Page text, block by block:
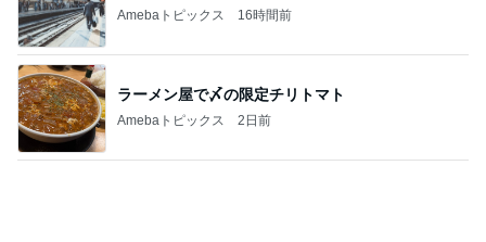
Amebaトピックス 16時間前
ラーメン屋で〆の限定チリトマト
Amebaトピックス 2日前